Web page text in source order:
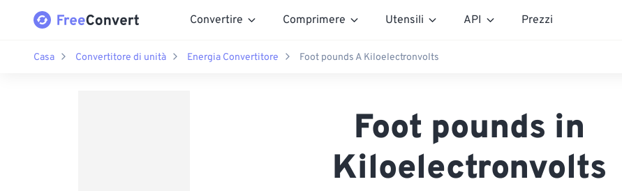
Convertire Comprimere Utensili API Prezzi
Casa Convertitore di unità Energia Convertitore Foot pounds A Kiloelectronvolts
Foot pounds in
Kiloelectronvolts